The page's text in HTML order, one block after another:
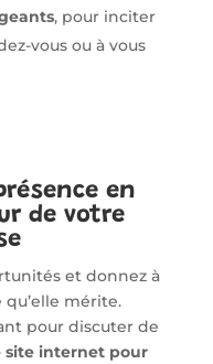
, pour inciter
vous ou à vous
en
de votre
et donnez à
mérite.
pour discuter de
site internet pour